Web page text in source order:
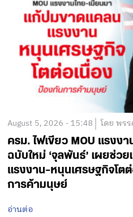
August 5, 2026 - 15:48 โดย พร
ครม. ไฟเขียว MOU แรงง
ฉบับใหม่ ‘จุลพันธ์’ เผยช่ว
แรงงาน-หนุนเศรษฐกิจโต
การค้ามนุษย์
อ่านต่อ